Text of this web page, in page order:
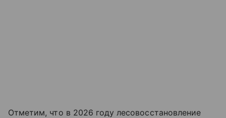
Отметим, что в 2026 году лесовосстановление